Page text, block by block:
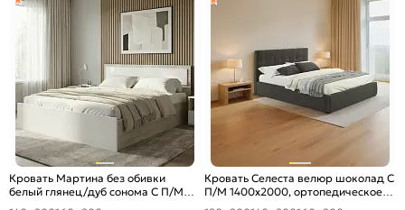
Кровать Мартина без обивки
белый глянец/дуб сонома С П/М
1400x2000, ортопедическое
Кровать Селеста велюр шоколад С
П/М 1400x2000, ортопедическое
основание, изголовье мягкое